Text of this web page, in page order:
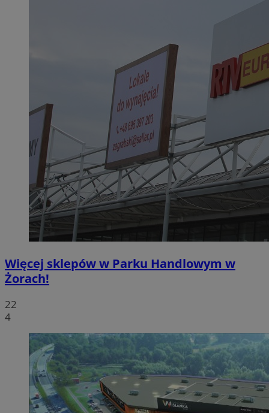
Więcej sklepów w Parku Handlowym w
Żorach!
22
4